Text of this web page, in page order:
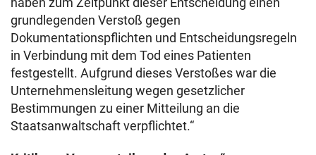
grundlegenden Verstoß gegen
Dokumentationspflichten und Entscheidungsregeln
in Verbindung mit dem Tod eines Patienten
festgestellt. Aufgrund dieses Verstoßes war die
Unternehmensleitung wegen gesetzlicher
Bestimmungen zu einer Mitteilung an die
Staatsanwaltschaft verpflichtet.“